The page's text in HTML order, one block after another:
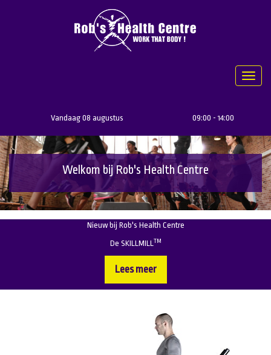
Toggle
Vandaag 08 augustus 09:00 - 14:00
Welkom bij Rob's Health Centre
Nieuw bij Rob's Health Centre
De SKILLMILLTM
Lees meer